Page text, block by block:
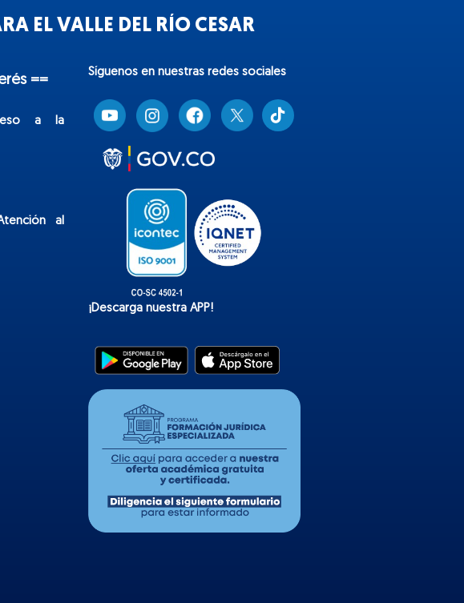
EL VALLE DEL RÍO CESAR
==
a la
al
Síguenos en nuestras redes sociales
T
i
k
¡Descarga nuestra APP!